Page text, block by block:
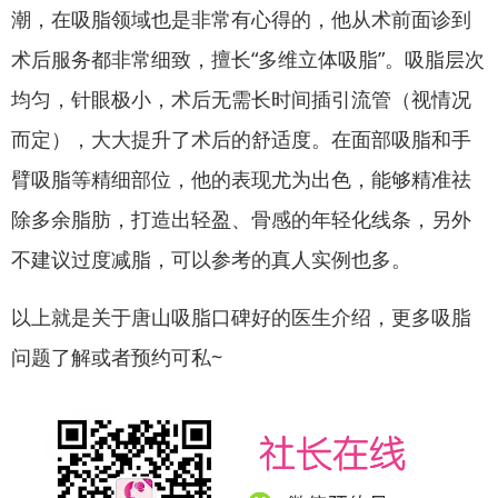
潮，在吸脂领域也是非常有心得的，他从术前面诊到
术后服务都非常细致，擅长“多维立体吸脂”。吸脂层次
均匀，针眼极小，术后无需长时间插引流管（视情况
而定），大大提升了术后的舒适度。在面部吸脂和手
臂吸脂等精细部位，他的表现尤为出色，能够精准祛
除多余脂肪，打造出轻盈、骨感的年轻化线条，另外
不建议过度减脂，可以参考的真人实例也多。
以上就是关于唐山吸脂口碑好的医生介绍，更多吸脂
问题了解或者预约可私~